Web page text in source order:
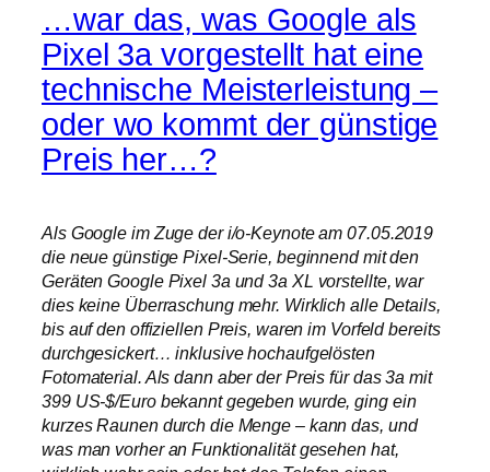
…war das, was Google als
Pixel 3a vorgestellt hat eine
technische Meisterleistung –
oder wo kommt der günstige
Preis her…?
Als Google im Zuge der i/o-Keynote am 07.05.2019
die neue günstige Pixel-Serie, beginnend mit den
Geräten Google Pixel 3a und 3a XL vorstellte, war
dies keine Überraschung mehr. Wirklich alle Details,
bis auf den offiziellen Preis, waren im Vorfeld bereits
durchgesickert… inklusive hochaufgelösten
Fotomaterial. Als dann aber der Preis für das 3a mit
399 US-$/Euro bekannt gegeben wurde, ging ein
kurzes Raunen durch die Menge – kann das, und
was man vorher an Funktionalität gesehen hat,